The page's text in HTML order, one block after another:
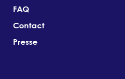
FAQ
Contact
Presse